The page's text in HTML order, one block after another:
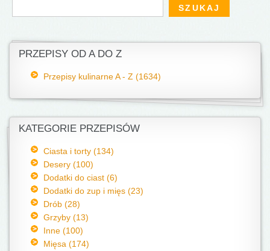
PRZEPISY OD A DO Z
Przepisy kulinarne A - Z (1634)
KATEGORIE PRZEPISÓW
Ciasta i torty (134)
Desery (100)
Dodatki do ciast (6)
Dodatki do zup i mięs (23)
Drób (28)
Grzyby (13)
Inne (100)
Mięsa (174)